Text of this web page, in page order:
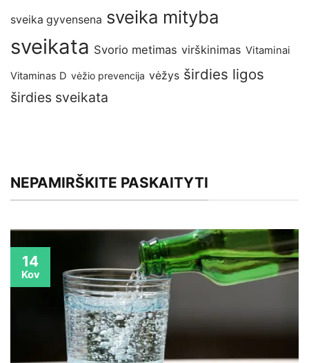
sveika gyvensena sveika mityba
sveikata Svorio metimas virškinimas Vitaminai
Vitaminas D vėžio prevencija vėžys širdies ligos
širdies sveikata
NEPAMIRŠKITE PASKAITYTI
14
Kov